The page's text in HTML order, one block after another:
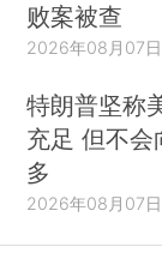
败案被查
2026年08月07日
特朗普坚称
充足 但不会
多
2026年08月07日